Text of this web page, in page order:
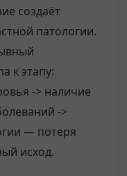
создаёт
патологии.
к этапу:
-> наличие
->
— потеря
исход.